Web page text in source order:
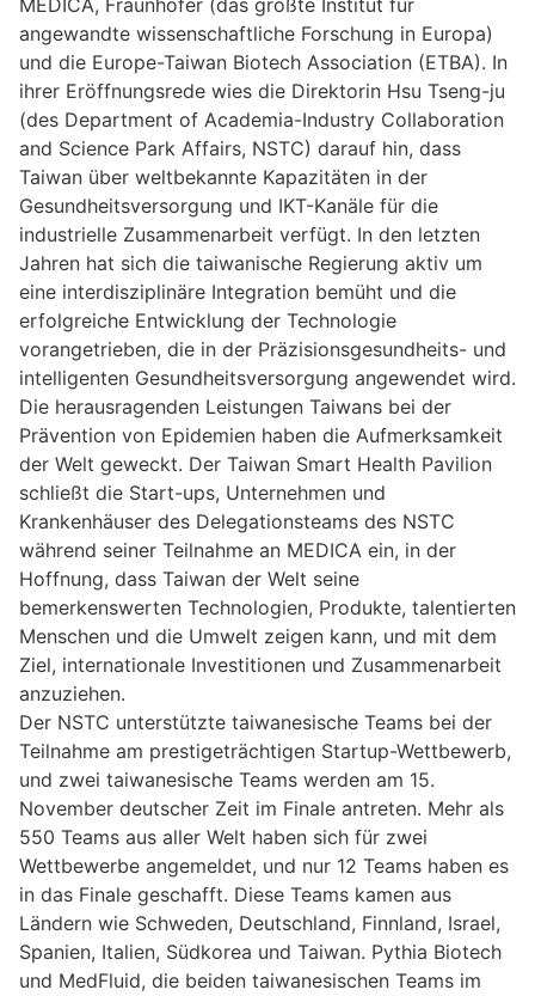
MEDICA, Fraunhofer (das größte Institut für
angewandte wissenschaftliche Forschung in Europa)
und die Europe-Taiwan Biotech Association (ETBA). In
ihrer Eröffnungsrede wies die Direktorin Hsu Tseng-ju
(des Department of Academia-Industry Collaboration
and Science Park Affairs, NSTC) darauf hin, dass
Taiwan über weltbekannte Kapazitäten in der
Gesundheitsversorgung und IKT-Kanäle für die
industrielle Zusammenarbeit verfügt. In den letzten
Jahren hat sich die taiwanische Regierung aktiv um
eine interdisziplinäre Integration bemüht und die
erfolgreiche Entwicklung der Technologie
vorangetrieben, die in der Präzisionsgesundheits- und
intelligenten Gesundheitsversorgung angewendet wird.
Die herausragenden Leistungen Taiwans bei der
Prävention von Epidemien haben die Aufmerksamkeit
der Welt geweckt. Der Taiwan Smart Health Pavilion
schließt die Start-ups, Unternehmen und
Krankenhäuser des Delegationsteams des NSTC
während seiner Teilnahme an MEDICA ein, in der
Hoffnung, dass Taiwan der Welt seine
bemerkenswerten Technologien, Produkte, talentierten
Menschen und die Umwelt zeigen kann, und mit dem
Ziel, internationale Investitionen und Zusammenarbeit
anzuziehen.
Der NSTC unterstützte taiwanesische Teams bei der
Teilnahme am prestigeträchtigen Startup-Wettbewerb,
und zwei taiwanesische Teams werden am 15.
November deutscher Zeit im Finale antreten. Mehr als
550 Teams aus aller Welt haben sich für zwei
Wettbewerbe angemeldet, und nur 12 Teams haben es
in das Finale geschafft. Diese Teams kamen aus
Ländern wie Schweden, Deutschland, Finnland, Israel,
Spanien, Italien, Südkorea und Taiwan. Pythia Biotech
und MedFluid, die beiden taiwanesischen Teams im